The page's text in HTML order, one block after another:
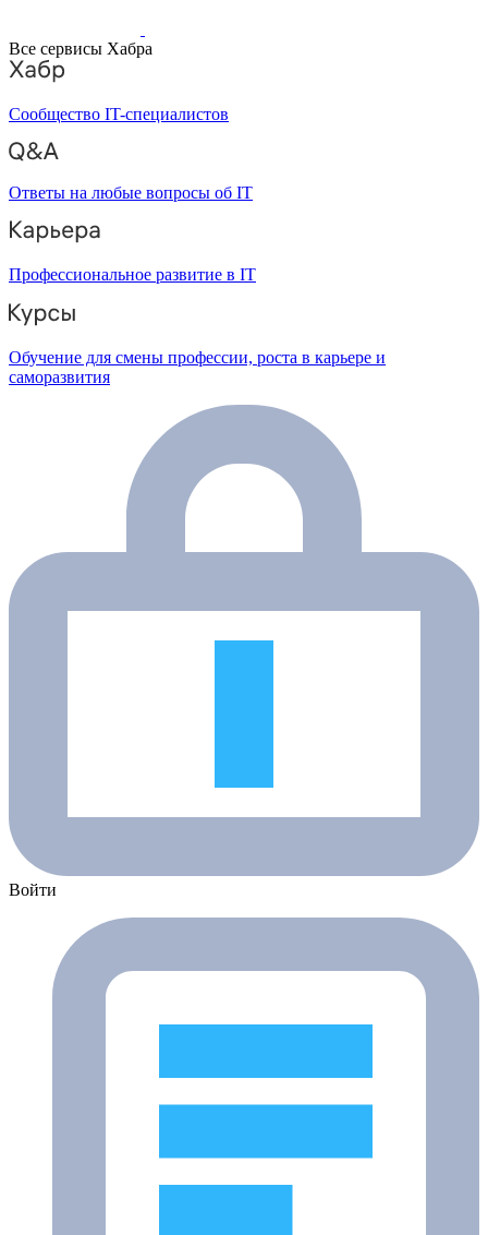
Все сервисы Хабра
Сообщество IT-специалистов
Ответы на любые вопросы об IT
Профессиональное развитие в IT
Обучение для смены профессии, роста в карьере и
саморазвития
Войти